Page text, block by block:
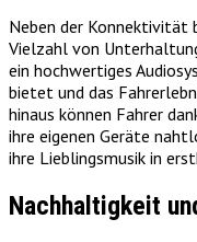
Neben der Konnektivität
Vielzahl von
ein hochwertiges
bietet und das
hinaus können Fahrer
ihre eigenen Geräte
ihre Lieblingsmusik in
Nachhaltigkeit